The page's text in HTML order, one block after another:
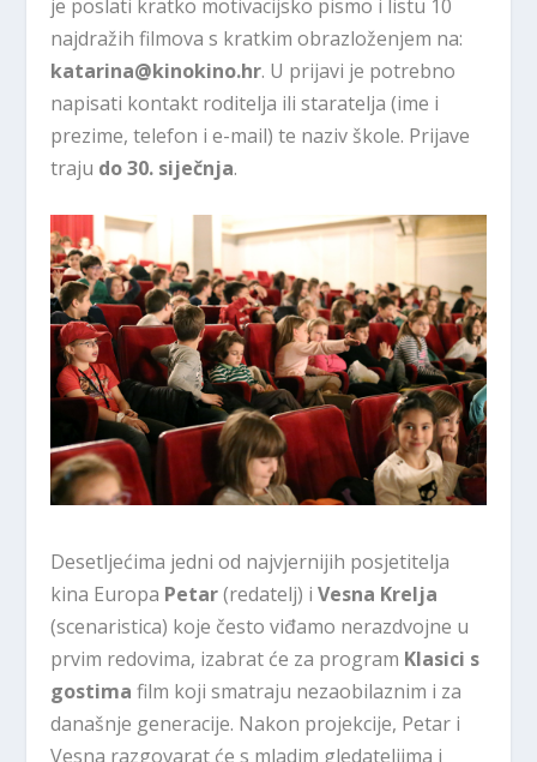
je poslati kratko motivacijsko pismo i listu 10
najdražih filmova s kratkim obrazloženjem na:
katarina@kinokino.hr. U prijavi je potrebno
napisati kontakt roditelja ili staratelja (ime i
prezime, telefon i e-mail) te naziv škole. Prijave
traju do 30. siječnja.
Desetljećima jedni od najvjernijih posjetitelja
kina Europa Petar(redatelj) iVesna Krelja
(scenaristica) koje često viđamo nerazdvojne u
prvim redovima, izabrat će za program Klasici s
gostima film koji smatraju nezaobilaznim i za
današnje generacije. Nakon projekcije, Petar i
Vesna razgovarat će s mladim gledateljima i